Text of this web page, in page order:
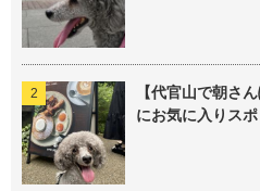
【代官山で朝さ
にお気に入りスポ